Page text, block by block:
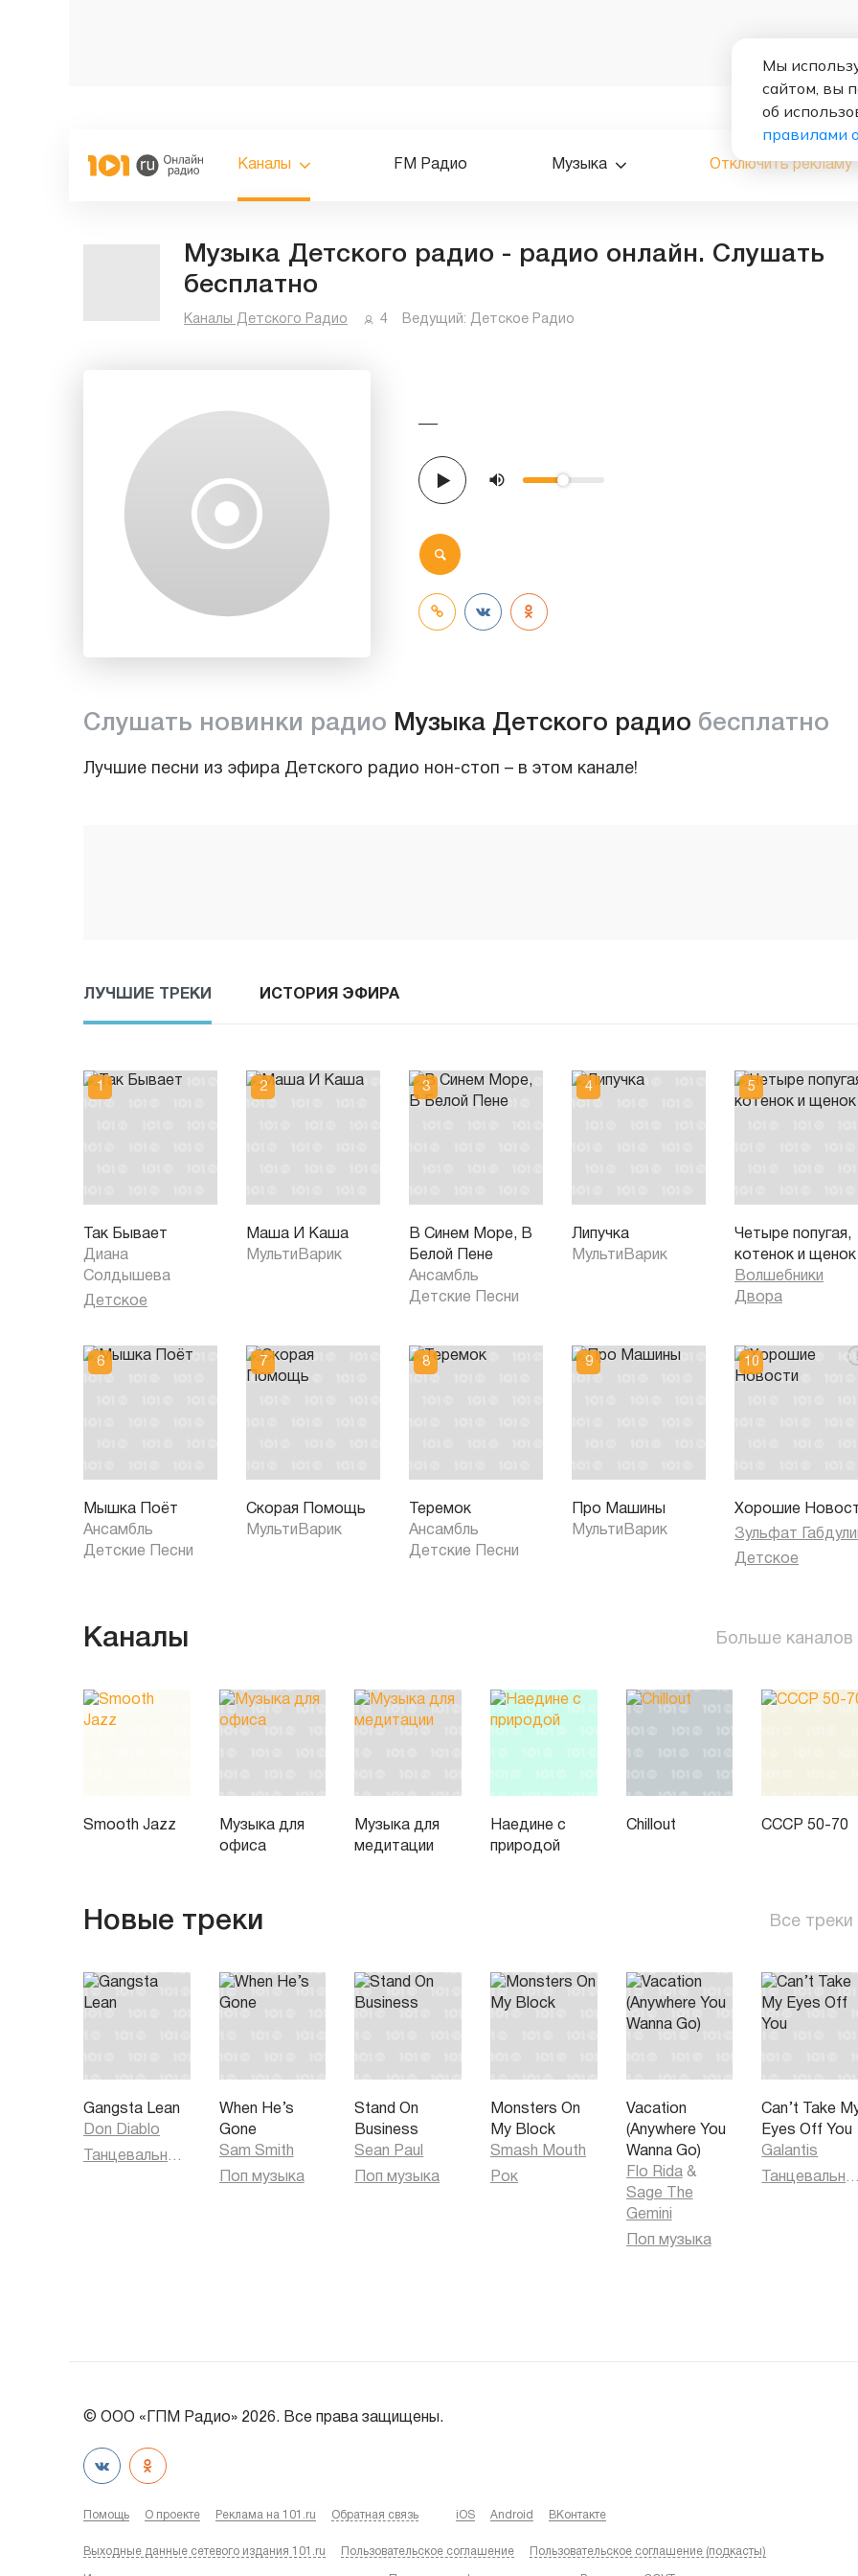
Каналы FM Радио Музыка Отключить рекламу
Музыка Детского радио - радио онлайн. Слушать
бесплатно
Каналы Детского Радио 4 Ведущий: Детское Радио
—
Слушать новинки радио Музыка Детского радио бесплатно
Лучшие песни из эфира Детского радио нон-стоп – в этом канале!
ЛУЧШИЕ ТРЕКИ ИСТОРИЯ ЭФИРА
Так Бывает
Диана
Солдышева
Детское
Маша И Каша
МультиВарик
В Синем Море, В
Белой Пене
Ансамбль
Детские Песни
Липучка
МультиВарик
Четыре попугая,
котенок и щенок
Волшебники
Двора
Мышка Поёт
Ансамбль
Детские Песни
Скорая Помощь
МультиВарик
Теремок
Ансамбль
Детские Песни
Про Машины
МультиВарик
Хорошие
Зульфат
Детское
Каналы Больше каналов
Smooth Jazz
Музыка для
офиса
Музыка для
медитации
Наедине с
природой
Chillout СССР 50-70
Новые треки Все треки
Gangsta Lean
Don Diablo
When He’s
Gone
Sam Smith
Поп музыка
Stand On
Business
Sean Paul
Поп музыка
Monsters On
My Block
Smash Mouth
Рок
Vacation
(Anywhere You
Wanna Go)
Flo Rida &
Sage The
Gemini
Поп музыка
Can’t Take
Eyes Off You
Galantis
© ООО «ГПМ Радио» 2026. Все права защищены.
Помощь О проекте Реклама на 101.ru Обратная связь iOS Android ВКонтакте
Выходные данные сетевого издания 101.ru Пользовательское соглашение Пользовательское соглашение (подкасты)
Мы
сайтом, вы
об
правилами